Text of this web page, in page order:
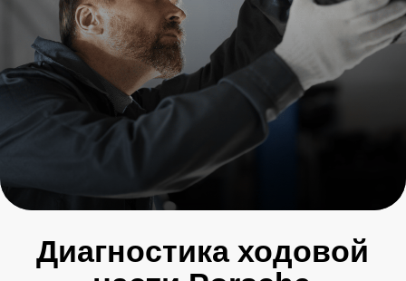
Диагностика ходовой
части Porsche
Пройдите осмотр и получите
скидку на все услуги
+7